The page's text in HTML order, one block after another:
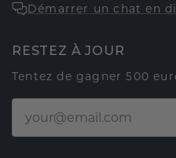
Démarrer un chat en
RESTEZ À JOUR
Tentez de gagner 500